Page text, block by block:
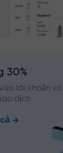
30%
tài khoản
dịch